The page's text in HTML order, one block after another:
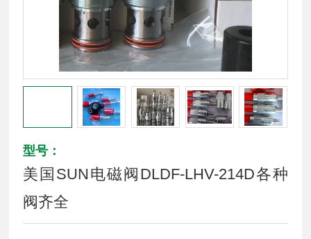
型号：
美国SUN电磁阀DLDF-LHV-214D各种
阀齐全